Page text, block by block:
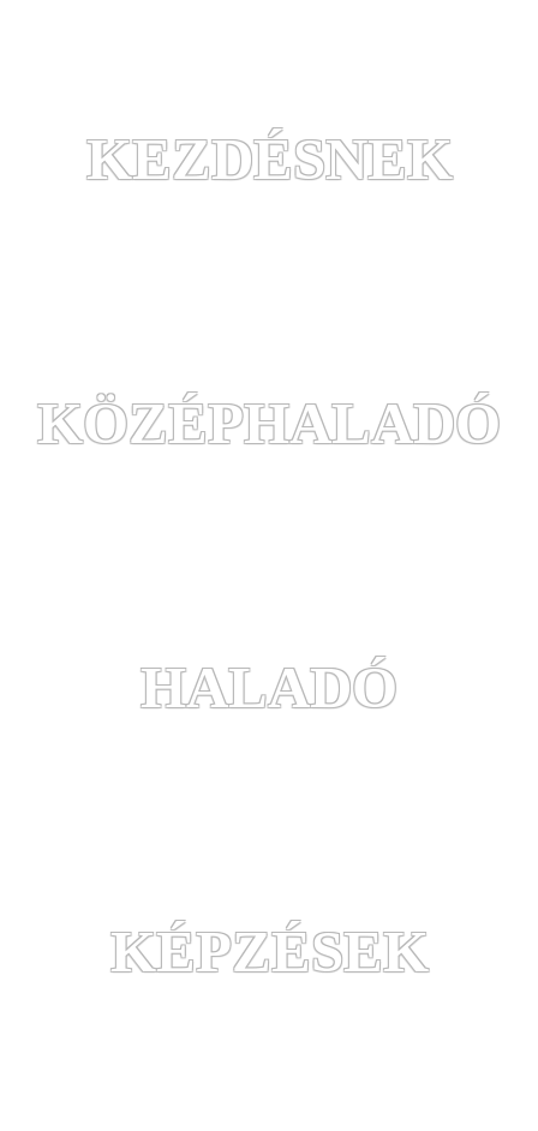
KEZDÉSNEK
KÖZÉPHALADÓ
HALADÓ
KÉPZÉSEK